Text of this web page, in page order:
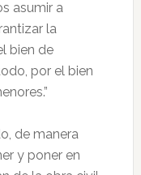
asumir a
la
bien de
por el bien
de manera
y poner en